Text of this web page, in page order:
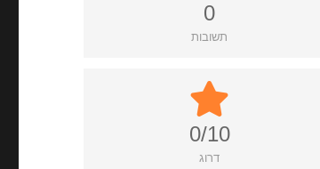
0
תשובות
0/10
דרוג